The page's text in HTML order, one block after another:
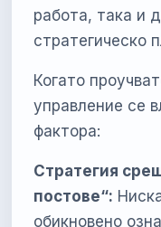
работа, така и
стратегическо
Когато
управление се
фактора:
Стратегия
постове“:
обикновено